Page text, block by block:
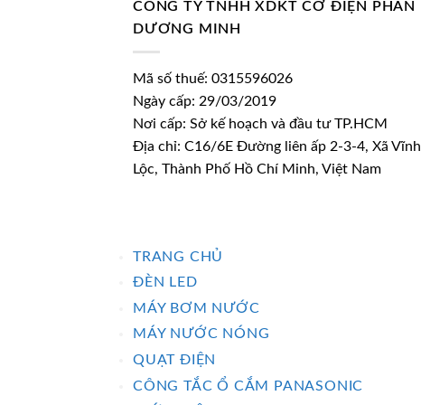
CÔNG TY TNHH XDKT CƠ ĐIỆN PHAN
DƯƠNG MINH
Mã số thuế: 0315596026
Ngày cấp: 29/03/2019
Nơi cấp: Sở kế hoạch và đầu tư TP.HCM
Địa chỉ: C16/6E Đường liên ấp 2-3-4, Xã Vĩnh
Lộc, Thành Phố Hồ Chí Minh, Việt Nam
TRANG CHỦ
ĐÈN LED
MÁY BƠM NƯỚC
MÁY NƯỚC NÓNG
QUẠT ĐIỆN
CÔNG TẮC Ổ CẮM PANASONIC